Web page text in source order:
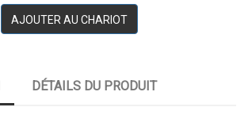
AJOUTER AU CHARIOT
DÉTAILS DU PRODUIT